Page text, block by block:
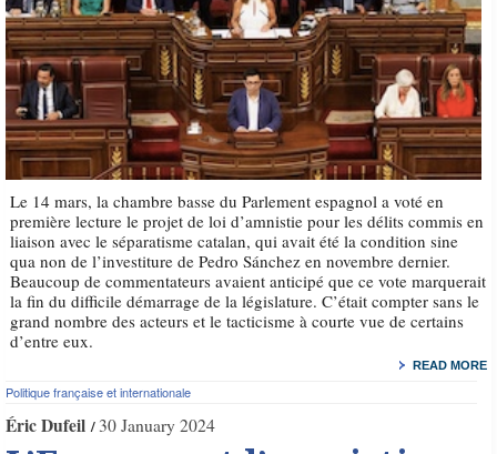
Le 14 mars, la chambre basse du Parlement espagnol a voté en
première lecture le projet de loi d’amnistie pour les délits commis en
liaison avec le séparatisme catalan, qui avait été la condition sine
qua non de l’investiture de Pedro Sánchez en novembre dernier.
Beaucoup de commentateurs avaient anticipé que ce vote marquerait
la fin du difficile démarrage de la législature. C’était compter sans le
grand nombre des acteurs et le tacticisme à courte vue de certains
d’entre eux.
READ MORE
Politique française et internationale
Éric Dufeil 30 January 2024